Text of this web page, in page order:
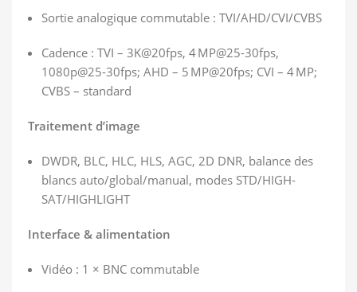
Sortie analogique commutable : TVI/AHD/CVI/CVBS
Cadence : TVI – 3K@20fps, 4 MP@25-30fps,
1080p@25-30fps; AHD – 5 MP@20fps; CVI – 4 MP;
CVBS – standard
Traitement d’image
DWDR, BLC, HLC, HLS, AGC, 2D DNR, balance des
blancs auto/global/manual, modes STD/HIGH-
SAT/HIGHLIGHT
Interface & alimentation
Vidéo : 1 × BNC commutable